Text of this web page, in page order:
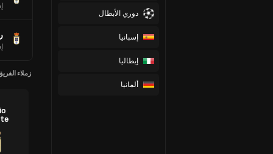
دوري الأبطال
إسبانيا
إيطاليا
ألمانيا
زملاء